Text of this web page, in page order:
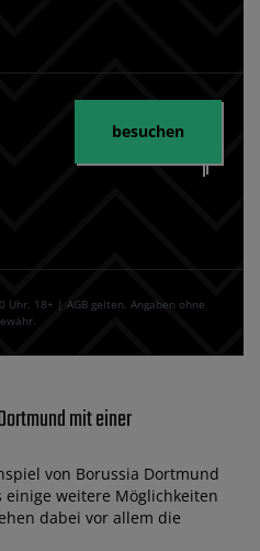
besuchen
Uhr. 18+ | AGB gelten. Angaben ohne
mit einer
von Borussia Dortmund
einige weitere Möglichkeiten
dabei vor allem die